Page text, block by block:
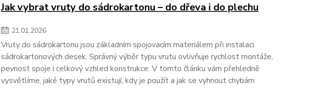
Jak vybrat vruty do sádrokartonu – do dřeva i do plechu
21.01.2026
Vruty do sádrokartonu jsou základním spojovacím materiálem při instalaci
sádrokartonových desek. Správný výběr typu vrutu ovlivňuje rychlost montáže,
pevnost spoje i celkový vzhled konstrukce. V tomto článku vám přehledně
vysvětlíme, jaké typy vrutů existují, kdy je použít a jak se vyhnout chybám